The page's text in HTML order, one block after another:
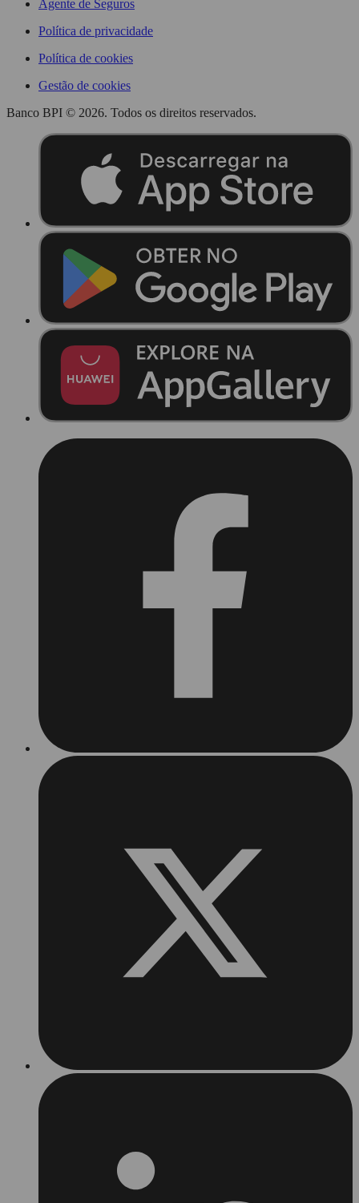
Agente de Seguros
Política de privacidade
Política de cookies
Gestão de cookies
Banco BPI © 2026. Todos os direitos reservados.